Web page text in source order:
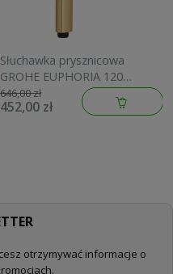
Słuchawka prysznicowa
GROHE EUPHORIA 120
brushed cool sunrise
134883GN00
646,00 zł
452,00 zł
otrzymywać informacje o